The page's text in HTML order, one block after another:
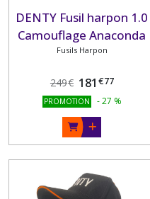
DENTY Fusil harpon 1.0
Camouflage Anaconda
sans moulinet monté
Fusils Harpon
249€ 181 €77
PROMOTION -27 %